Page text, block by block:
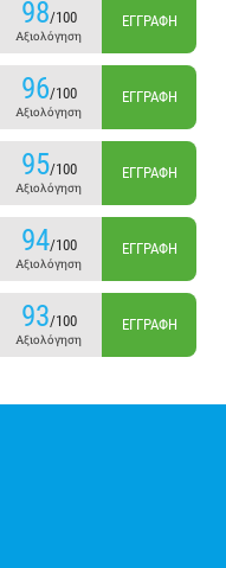
98/100
Αξιολόγηση
ΕΓΓΡΑΦΉ
96/100
Αξιολόγηση
ΕΓΓΡΑΦΉ
95/100
Αξιολόγηση
ΕΓΓΡΑΦΉ
94/100
Αξιολόγηση
ΕΓΓΡΑΦΉ
93/100
Αξιολόγηση
ΕΓΓΡΑΦΉ